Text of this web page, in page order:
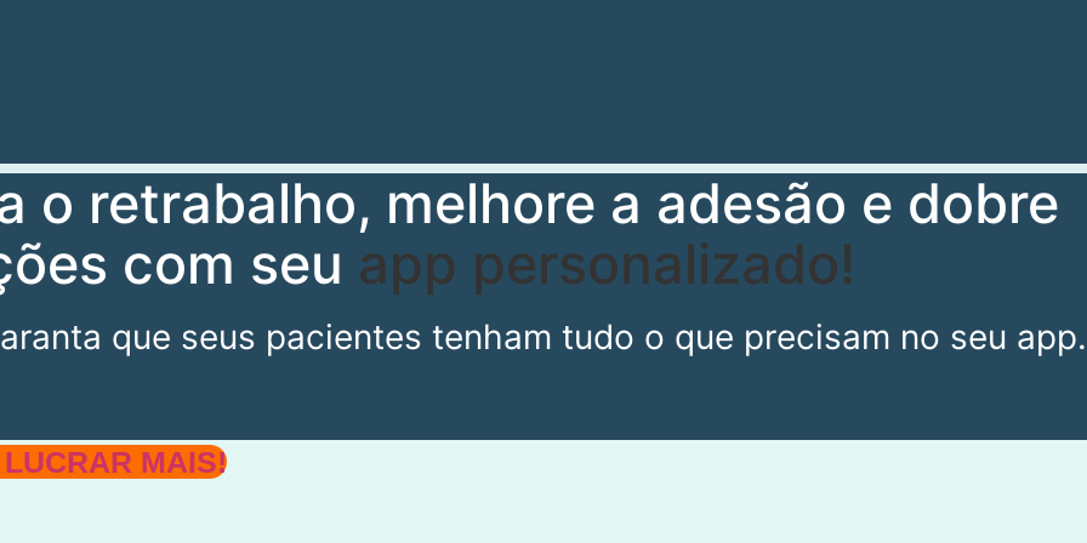
o retrabalho, melhore a adesão e dobre
com seu app personalizado!
que seus pacientes tenham tudo o que precisam no seu app.​
MAIS!